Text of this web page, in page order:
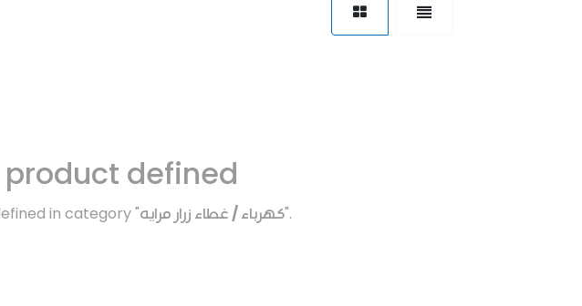
product defined
in category "كهرباء / غطاء زرار مرايه".